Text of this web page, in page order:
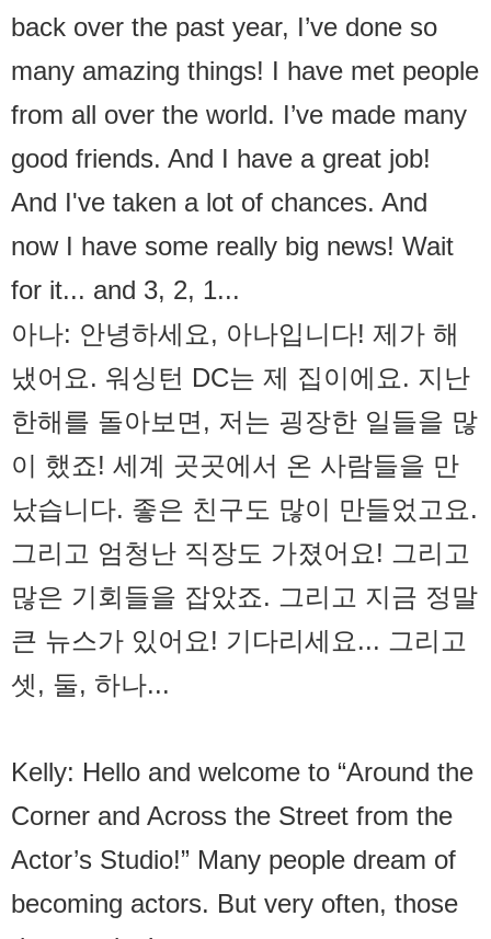
back over the past year, I’ve done so
many amazing things! I have met people
from all over the world. I’ve made many
good friends. And I have a great job!
And I've taken a lot of chances. And
now I have some really big news! Wait
for it... and 3, 2, 1...
아나: 안녕하세요, 아나입니다! 제가 해
냈어요. 워싱턴 DC는 제 집이에요. 지난
한해를 돌아보면, 저는 굉장한 일들을 많
이 했죠! 세계 곳곳에서 온 사람들을 만
났습니다. 좋은 친구도 많이 만들었고요.
그리고 엄청난 직장도 가졌어요! 그리고
많은 기회들을 잡았죠. 그리고 지금 정말
큰 뉴스가 있어요! 기다리세요... 그리고
셋, 둘, 하나...
Kelly: Hello and welcome to “Around the
Corner and Across the Street from the
Actor’s Studio!” Many people dream of
becoming actors. But very often, those